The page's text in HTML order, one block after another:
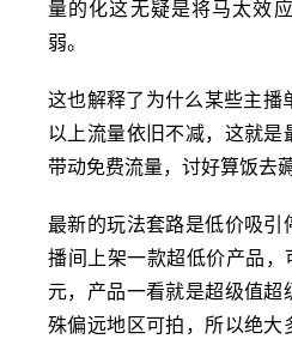
量的化这无疑是将马太效
弱。
这也解释了为什么某些主播
以上流量依旧不减，这就
带动免费流量，讨好算饭去
最新的玩法套路是低价吸引
播间上架一款超低价产品
元，产品一看就是超级值
殊偏远地区可拍，所以绝